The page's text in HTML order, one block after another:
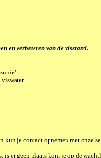
en verbeteren van de visstand.
.
viswater.
je contact opnemen met onze
is er geen plaats kom je op de